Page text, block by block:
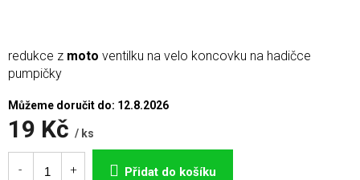
19 Kč / ks
Měrná
cena:
Můžeme doručit do: 12.8.2026
Přidat do košíku
redukce z moto ventilku na velo koncovku na hadičce
pumpičky